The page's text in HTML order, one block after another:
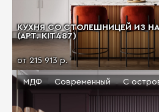
КУХНЯ СО СТОЛЕШНИЦЕЙ ИЗ
(АРТ. KIT487)
от 215 913 р.
МДФ Современный С